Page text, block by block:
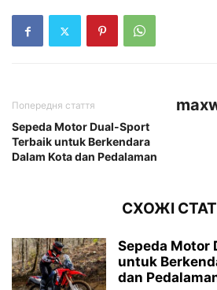
Попередня стаття
Sepeda Motor Dual-Sport
Terbaik untuk Berkendara
Dalam Kota dan Pedalaman
СХОЖІ
Sepeda Motor
untuk
dan